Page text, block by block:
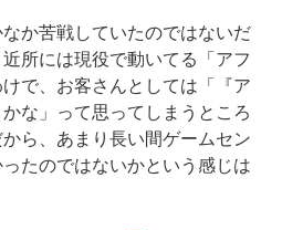
か苦戦していたのではないだ
所には現役で動いてる「アフ
で、お客さんとしては「『ア
な」って思ってしまうところ
ら、あまり長い間ゲームセン
たのではないかという感じは